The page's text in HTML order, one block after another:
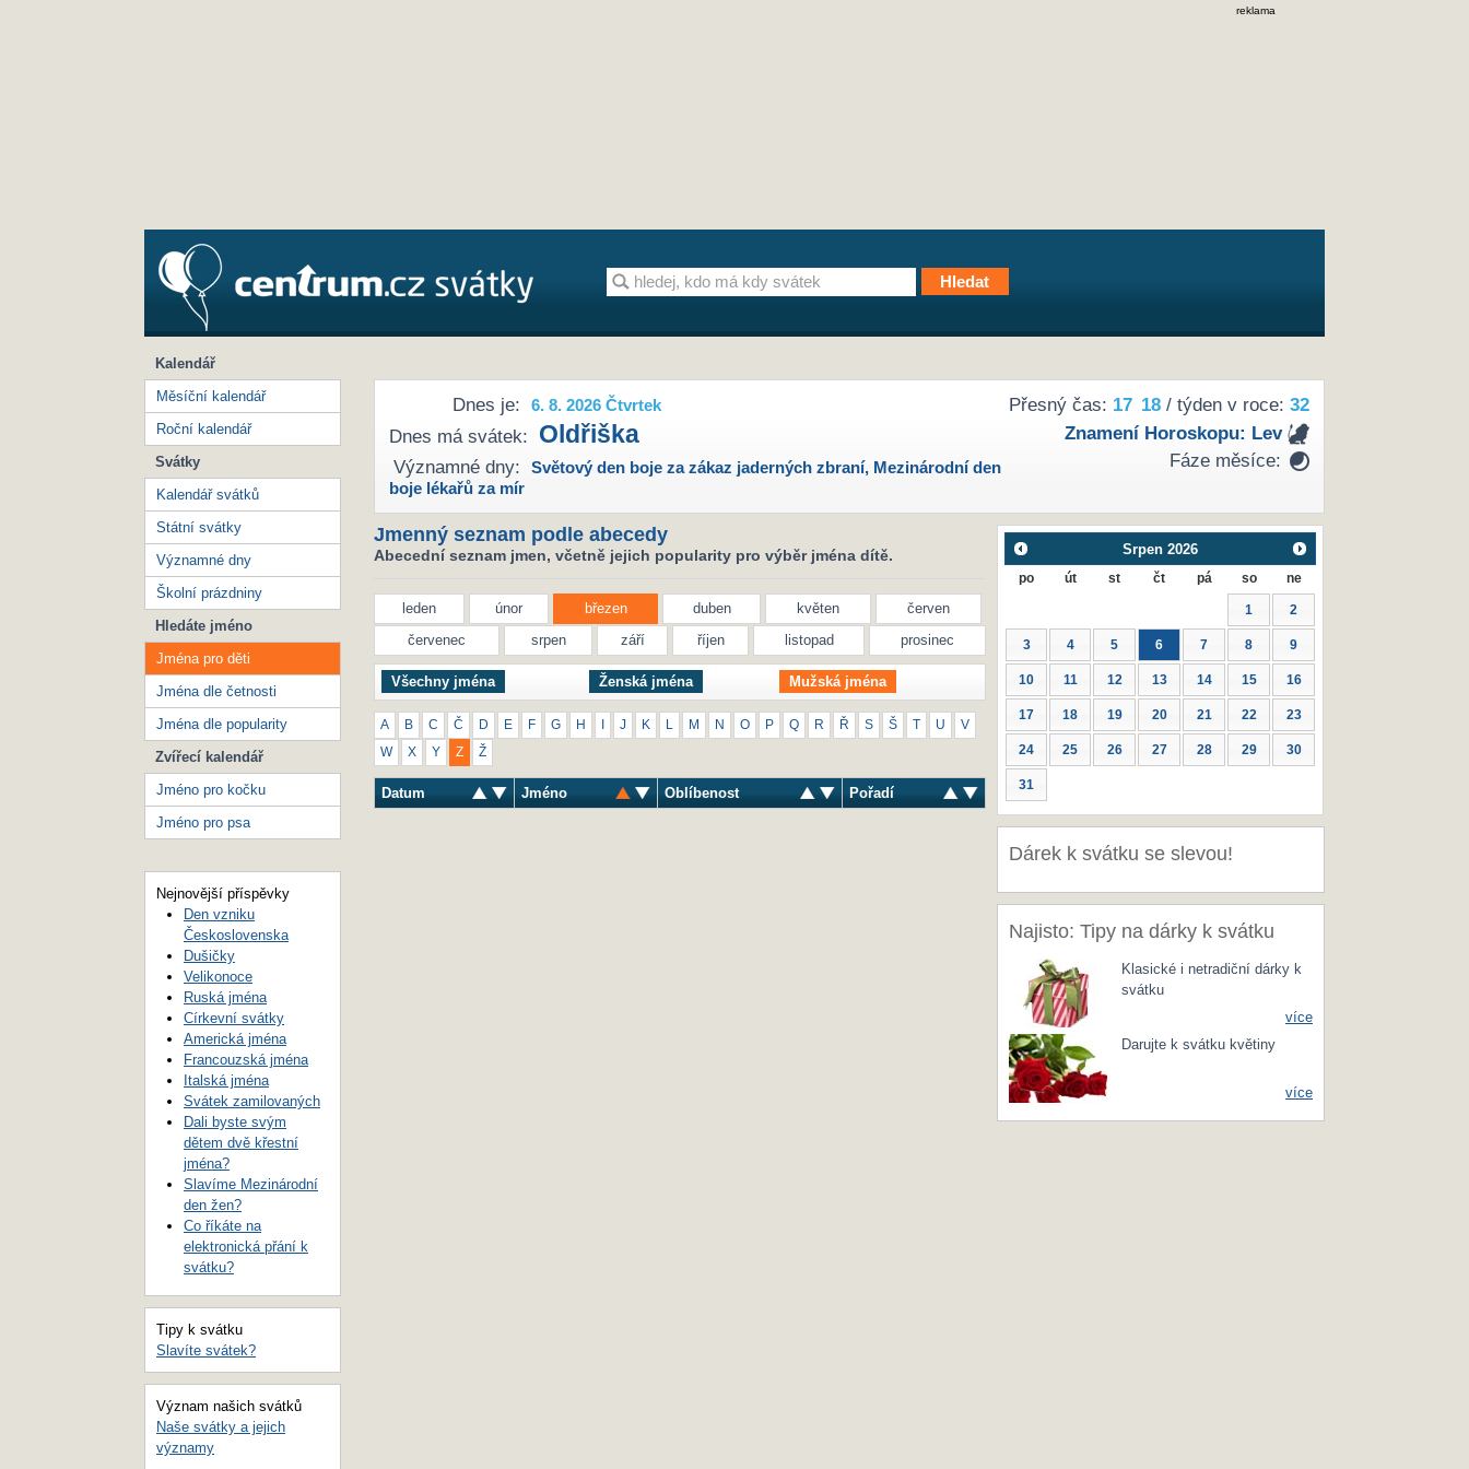
reklama
Přesný čas: 17 18/ týden v roce: 32
Znamení Horoskopu: Lev
Fáze měsíce:
Dnes je: 6. 8. 2026 Čtvrtek
Dnes má svátek: Oldřiška
Významné dny: Světový den boje za zákaz jaderných zbraní, Mezinárodní den
boje lékařů za mír
Jmenný seznam podle abecedy
Abecední seznam jmen, včetně jejich popularity pro výběr jména dítě.
leden únor březen duben květen
červen
červenec
srpen září říjen listopad prosinec
Všechny jména Ženská jména Mužská jména
A B C Č D E F G H J K M N O P Q R Ř S Š T U V
W X Y Z Ž
Datum Jméno Oblíbenost Pořadí
Srpen 2026
po út st čt pá so ne
1 2
3 4 5 6 7 8 9
10 11 12 13 14 15 16
17 18 19 20 21 22 23
24 25 26 27 28 29 30
31
Dárek k svátku se slevou!
Najisto: Tipy na dárky k svátku
Klasické i netradiční dárky k
svátku
více
Darujte k svátku květiny
více
Kalendář
Měsíční kalendář
Roční kalendář
Svátky
Kalendář svátků
Státní svátky
Významné dny
Školní prázdniny
Hledáte jméno
Jména pro děti
Jména dle četnosti
Jména dle popularity
Zvířecí kalendář
Jméno pro kočku
Jméno pro psa
Nejnovější příspěvky
Den vzniku
Československa
Dušičky
Velikonoce
Ruská jména
Církevní svátky
Americká jména
Francouzská jména
Italská jména
Svátek zamilovaných
Dali byste svým
dětem dvě křestní
jména?
Slavíme Mezinárodní
den žen?
Co říkáte na
elektronická přání k
svátku?
Tipy k svátku
Slavíte svátek?
Význam našich svátků
Naše svátky a jejich
významy